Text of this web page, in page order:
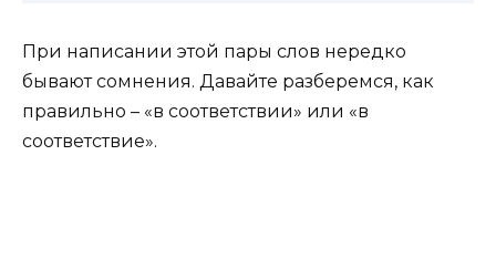
При написании этой пары слов нередко
бывают сомнения. Давайте разберемся, как
правильно – «в соответствии» или «в
соответствие».